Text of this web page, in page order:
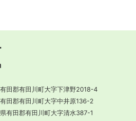
田郡有田川町大字下津野2018-4
田郡有田川町大字中井原136-2
有田郡有田川町大字清水387-1